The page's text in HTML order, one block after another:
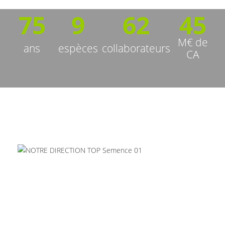
75 9 62 45
ans espèces collaborateurs
M€ de
CA